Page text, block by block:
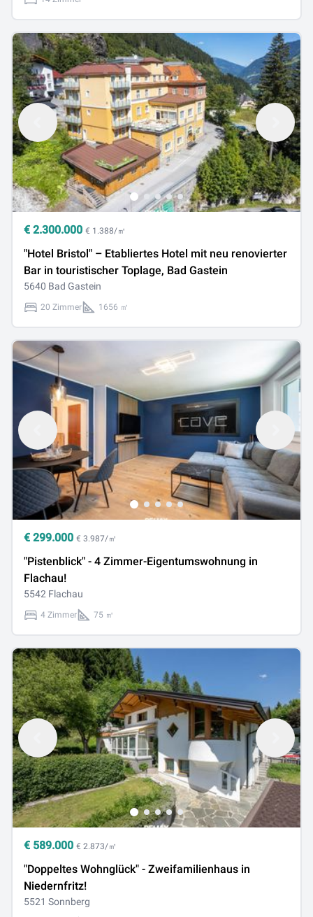
€ 2.300.000 € 1.388/㎡
"Hotel Bristol" – Etabliertes Hotel mit neu renovierter
Bar in touristischer Toplage, Bad Gastein
5640 Bad Gastein
20 Zimmer 1656 ㎡
€ 299.000 € 3.987/㎡
"Pistenblick" - 4 Zimmer-Eigentumswohnung in
Flachau!
5542 Flachau
4 Zimmer 75 ㎡
€ 589.000 € 2.873/㎡
"Doppeltes Wohnglück" - Zweifamilienhaus in
Niedernfritz!
5521 Sonnberg